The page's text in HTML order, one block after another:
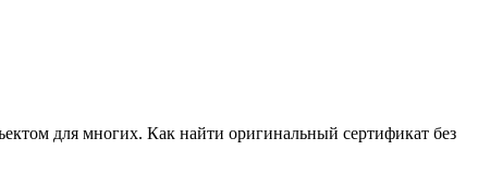
для многих. Как найти оригинальный сертификат без